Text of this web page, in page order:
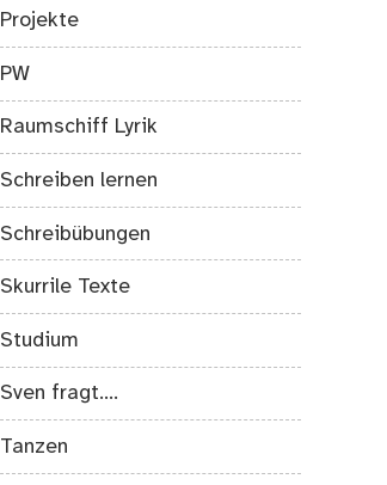
Projekte
PW
Raumschiff Lyrik
Schreiben lernen
Schreibübungen
Skurrile Texte
Studium
Sven fragt….
Tanzen